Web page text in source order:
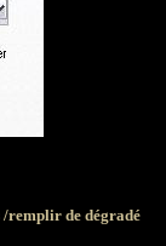
/remplir de dégradé